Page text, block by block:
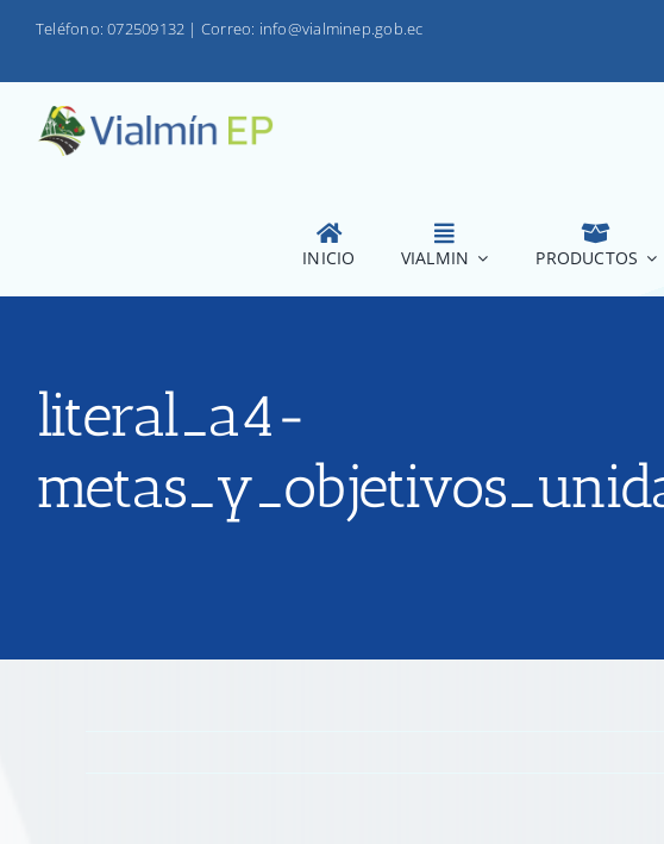
Teléfono: 072509132 | Correo: info@vialminep.gob.ec
INICIO VIALMIN PRODUCTOS
literal_a4-